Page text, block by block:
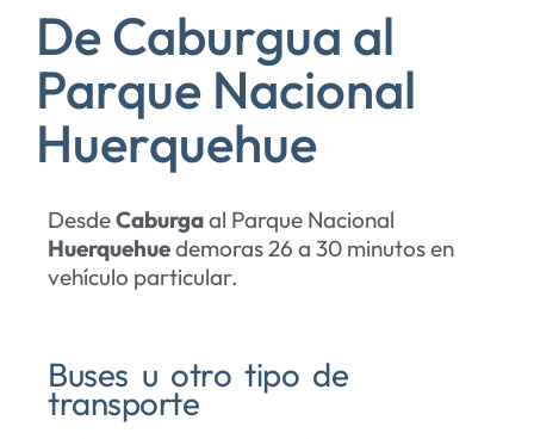
De Caburgua al
Parque Nacional
Huerquehue
DesdeCaburgaal Parque Nacional
Huerquehuedemoras 26 a 30 minutos en
vehículo particular.
Buses u otro tipo de
transporte